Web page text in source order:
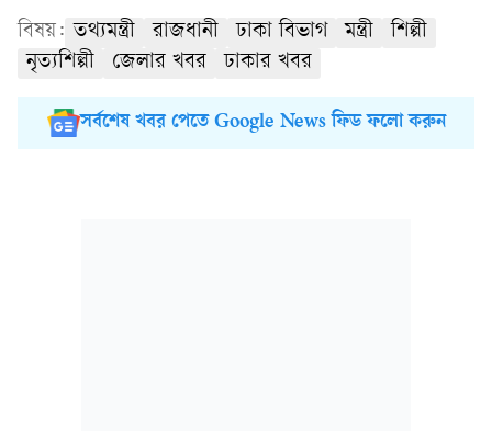
বিষয়: তথ্যমন্ত্রী রাজধানী ঢাকা বিভাগ মন্ত্রী
শিল্পী
নৃত্যশিল্পী
জেলার খবর ঢাকার খবর
সর্বশেষ খবর পেতে Google News ফিড ফলো করুন